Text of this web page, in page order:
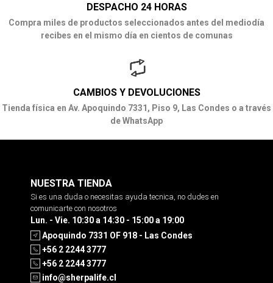
DESPACHO 24 HORAS
Compra miles de productos seleccionados antes del mediodía
recibes en el mismo día en cientos de comunas
CAMBIOS Y DEVOLUCIONES
Tienda física en Av. Apoquindo 7331, Piso 9, Las Condes o a través
de WhatsApp
NUESTRA TIENDA
Si es una duda o necesitas ayuda tecnica, no dudes en
comunicarte con nosotros
Lun. - Vie. 10:30 a 14:30 - 15:00 a 19:00
Apoquindo 7331 OF 918 - Las Condes
+56 2 2244 3777
+56 2 2244 3777
info@sherpalife.cl